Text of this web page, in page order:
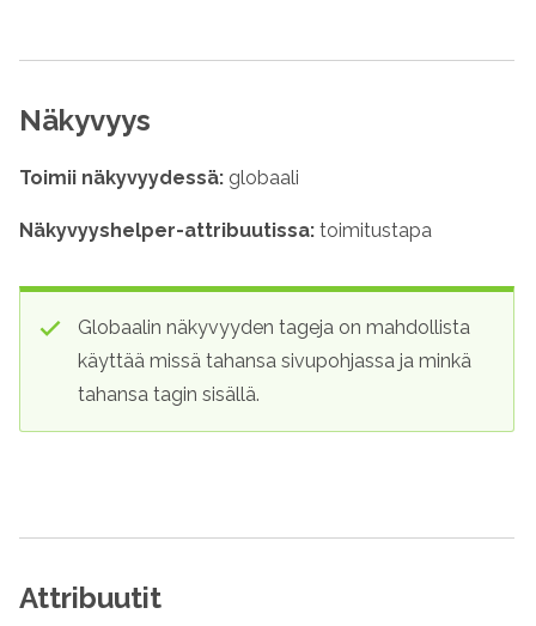
Näkyvyys
Toimii näkyvyydessä: globaali
Näkyvyyshelper-attribuutissa: toimitustapa
Globaalin näkyvyyden tageja on mahdollista
käyttää missä tahansa sivupohjassa ja minkä
tahansa tagin sisällä.
Attribuutit